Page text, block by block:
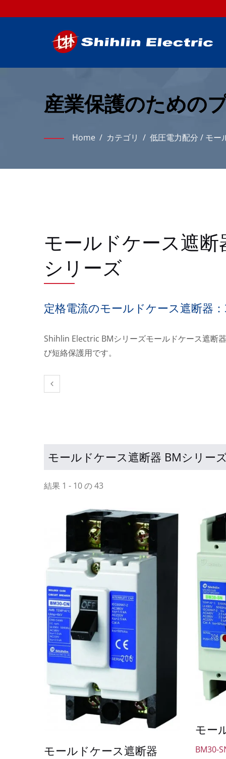
産業保護のための
Home / カテゴリ / 低圧電力配分 / モー
モールドケース遮断
シリーズ
定格電流のモールドケース遮断器
Shihlin Electric BMシリーズモールドケース遮断
び短絡保護用です。
モールドケース遮断器 BMシリー
結果 1 - 10 の 43
モールドケース遮断器
モー
BM30-
エア回路ブレーカー